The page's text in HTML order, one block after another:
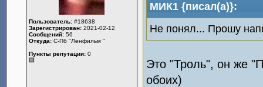
Пользователь: #18638
Зарегистрирован: 2021-02-12
Сообщений: 56
Откуда: С-Пб "Ленфильм "
Пункты репутации: 0
МИК1 {писал(а)}:
Не понял... Прошу
Это "Троль", он же
обоих)